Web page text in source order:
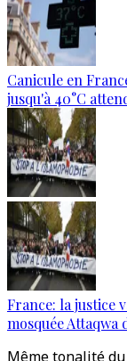
Canicule en
jusqu'à 40°C
France: la justice
mosquée Attaqwa
Même tonalité